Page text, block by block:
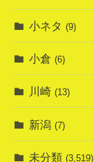
小ネタ (9)
小倉 (6)
川崎 (13)
新潟 (7)
未分類 (3,519)